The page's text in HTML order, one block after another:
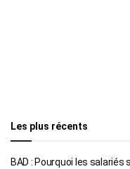
Les plus récents
BAD : Pourquoi les